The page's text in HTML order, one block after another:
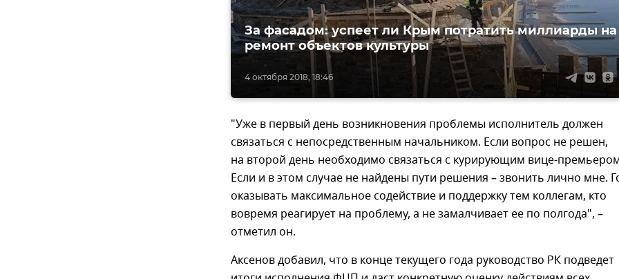
4 октября 2018, 18:46
За фасадом: успеет ли Крым потратить миллиарды на
ремонт объектов культуры
"Уже в первый день возникновения проблемы исполнитель должен
связаться с непосредственным начальником. Если вопрос не решен,
на второй день необходимо связаться с курирующим вице-
Если и в этом случае не найдены пути решения – звонить лично мне.
оказывать максимальное содействие и поддержку тем коллегам, кто
вовремя реагирует на проблему, а не замалчивает ее по полгода", –
отметил он.
Аксенов добавил, что в конце текущего года руководство РК подведет